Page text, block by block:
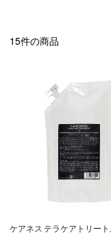
15件の商品
ケアネス テラケアトリー